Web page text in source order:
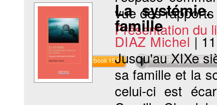
vue des
Présentation du
Commander l'Ebook 15 € Téléchargement
La
famille
DIAZ Michel |
Jusqu'au XIXe
sa famille et la
celui-ci est